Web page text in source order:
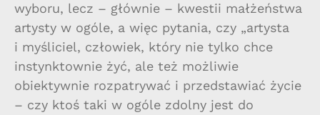
wyboru, lecz – głównie – kwestii małżeństwa
artysty w ogóle, a więc pytania, czy „artysta
i myśliciel, człowiek, który nie tylko chce
instynktownie żyć, ale też możliwie
obiektywnie rozpatrywać i przedstawiać życie
– czy ktoś taki w ogóle zdolny jest do